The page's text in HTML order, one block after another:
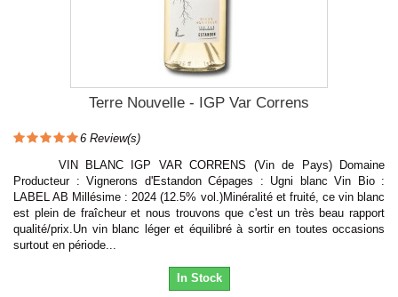
Terre Nouvelle - IGP Var Correns
6 Review(s)
VIN BLANC IGP VAR CORRENS (Vin de Pays) Domaine
Producteur : Vignerons d'Estandon Cépages : Ugni blanc Vin Bio :
LABEL AB Millésime : 2024 (12.5% vol.)Minéralité et fruité, ce vin blanc
est plein de fraîcheur et nous trouvons que c'est un très beau rapport
qualité/prix.Un vin blanc léger et équilibré à sortir en toutes occasions
surtout en période...
In Stock